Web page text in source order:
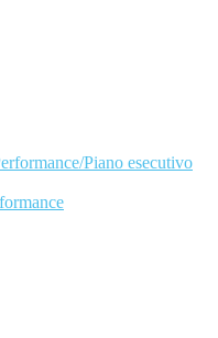
Piano esecutivo